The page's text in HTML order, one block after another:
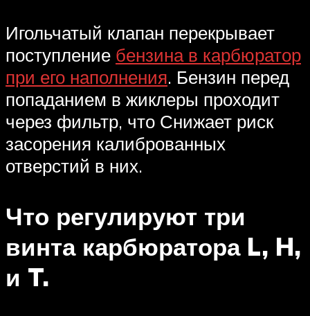
Игольчатый клапан перекрывает
поступление бензина в карбюратор
при его наполнения. Бензин перед
попаданием в жиклеры проходит
через фильтр, что Снижает риск
засорения калиброванных
отверстий в них.
Что регулируют три
винта карбюратора L, H,
и T.